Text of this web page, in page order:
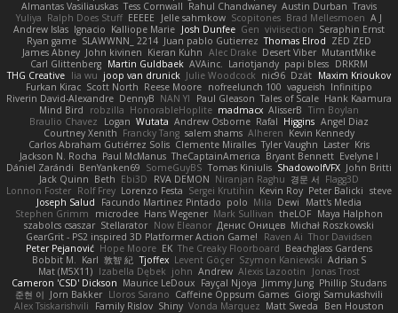
Almantas Vasiliauskas Tess Cornwall Rahul Chandwaney Austin Durban Travis
Yuliya Ralph Does Stuff EEEEE Jelle sahmkow Scopitones Brad Mellesmoen A J
Andrew Islas Ignacio Kalliope Marie Josh Dunfee Gen viviisection Seraphin Ernst
Ryan game SLAWWNN_ 2214 Juan pablo Gutierrez Thomas Elrod ZED ZED
James Abney John kivinen Kieran Kuhn Alec Drake Desert Viber MutantMike
Carl Glittenberg Martin Guldbaek AVAinc. Lariotjandy papi bless DRKRM
THG Creative lia wu joop van drunick Julie Woodcock nic96 Dzät Maxim Krioukov
Furkan Kirac Scott North Reese Moore nofreelunch 100 vagueish Infinitipo
Riverin David-Alexandre DennyB NAN YI Paul Gleason Tales of Scale Hank Kaamura
Mind Bird
robzilla HonorableHoplite madmacx AlisserB Tim Boylan
Braulio Chavez
Logan Wutata Andrew Osborne Rafal Higgins Angel Diaz
Courtney Xenith Francky Tang salem shams Alheren Kevin Kennedy
Carlos Abraham Gutiérrez Solis Clemente Miralles Tyler Vaughn Laster Kris
Jackson N. Rocha Paul McManus TheCaptainAmerica Bryant Bennett Evelyne I
Dániel Zarándi BenYanken69 SomeGuyBS Tomas Kiniulis ShadowolfVFX John Britti
Jack Quinn Beth Ebi3D RVA DEMON Niranjan Raghu 경문 서 Flagg3D
Lonnon Foster Rolf Frey Lorenzo Festa Sergei Krutihin Kevin Roy Peter Balicki steve
Joseph Salud
Facundo Martinez Pintado polo Mila Dewi
Matt's Media
Stephen Grimm
microdee Hans Wegener Mark Sullivan theLOF Maya Halphon
szabolcs csaszar Stellarator Now Eleanor Денис Оницев Michał Roszkowski
GearGrit - PS2 inspired 3D Platformer Action Game!
Raven Ai Thor Davidsen
Peter Pejanović Hope Moore EK The Creaky Floorboard Beachglass Gardens
Bobbit M. Karl 敦智 紀 Tjoffex Levent Göçer Szymon Kaniewski Adrian S
Mat (M5X11) Izabella Dębek john Andrew Alexis Lazootin
Jonas Trost
Cameron 'CSD' Dickson Maurice LeDoux Fayçal Njoya Jimmy Jung Phillip Studans
준현 이 Jorn Bakker Lloros Sarano Caffeine Oppsum Games Giorgi Samukashvili
Alex Tsiskarishvili
Family Rislov Shiny Vonda Marquez Matt Sweda
Ben Houston